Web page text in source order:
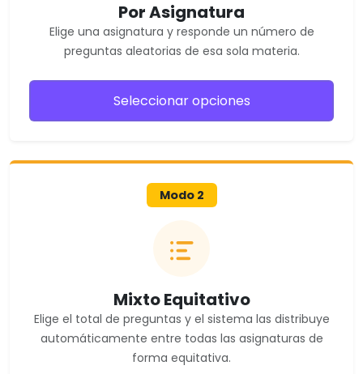
Por Asignatura
Elige una asignatura y responde un número de
preguntas aleatorias de esa sola materia.
Seleccionar opciones
Modo 2
Mixto Equitativo
Elige el total de preguntas y el sistema las distribuye
automáticamente entre todas las asignaturas de
forma equitativa.